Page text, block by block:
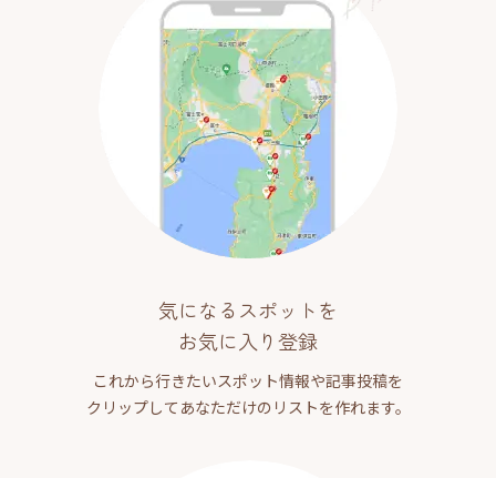
気になるスポットを
お気に入り登録
これから行きたいスポット情報や記事投稿を
クリップしてあなただけのリストを作れます。